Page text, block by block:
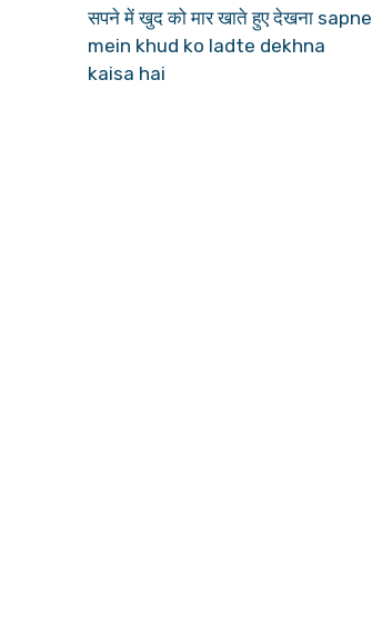
सपने में खुद को मार खाते हुए देखना sapne
mein khud ko ladte dekhna
kaisa hai